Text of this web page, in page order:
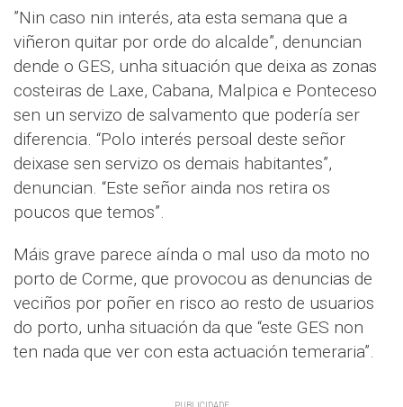
”Nin caso nin interés, ata esta semana que a
viñeron quitar por orde do alcalde”, denuncian
dende o GES, unha situación que deixa as zonas
costeiras de Laxe, Cabana, Malpica e Ponteceso
sen un servizo de salvamento que podería ser
diferencia. “Polo interés persoal deste señor
deixase sen servizo os demais habitantes”,
denuncian. “Este señor ainda nos retira os
poucos que temos”.
Máis grave parece aínda o mal uso da moto no
porto de Corme, que provocou as denuncias de
veciños por poñer en risco ao resto de usuarios
do porto, unha situación da que “este GES non
ten nada que ver con esta actuación temeraria”.